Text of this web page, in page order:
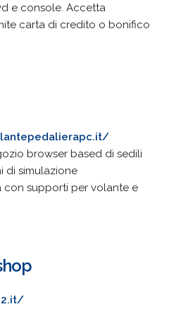
e console. Accetta
carta di credito o bonifico
browser based di sedili
di simulazione
con supporti per volante e